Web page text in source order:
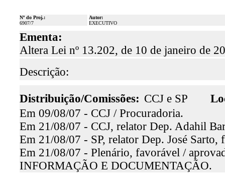
Nº do Proj.:
6907/7
Autor:
EXECUTIVO
Ementa:
Altera Lei nº 13.202, de 10 de janeiro de
Descrição:
Distribuição/Comissões: CCJ e SP
Em 09/08/07 - CCJ / Procuradoria.
Em 21/08/07 - CCJ, relator Dep. Adahil
Em 21/08/07 - SP, relator Dep. José Sarto,
Em 21/08/07 - Plenário, favorável /
INFORMAÇÃO E DOCUMENTAÇÃO.